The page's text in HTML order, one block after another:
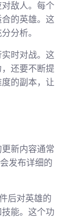
敌人。每个
的英雄。这
分析。
时对战。这
还要不断提
的副本，让
新内容通常
发布详细的
后对英雄的
能。这个功